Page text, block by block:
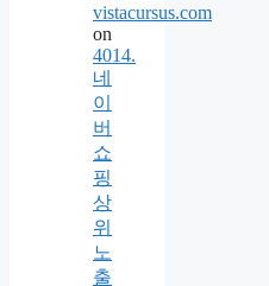
vistacursus.com
on
4014.
네
이
버
쇼
핑
상
위
노
출